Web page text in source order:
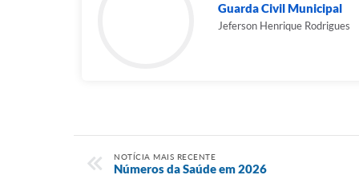
Guarda Civil Municipal
Jeferson Henrique Rodrigues
NOTÍCIA MAIS RECENTE
Números da Saúde em 2026